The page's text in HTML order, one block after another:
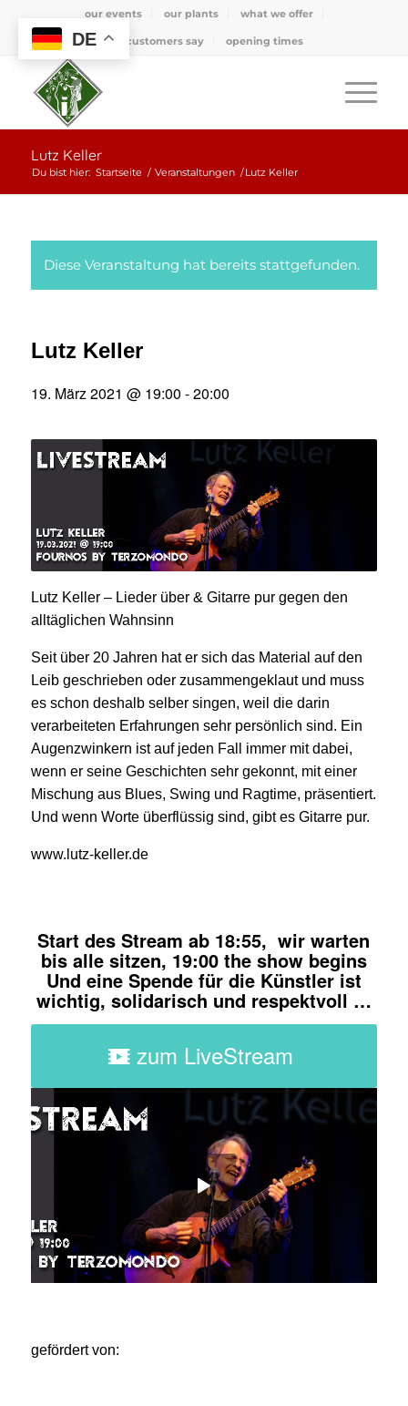
our events our plants what we offer
what customers say opening times
Lutz Keller
Du bist hier: Startseite / Veranstaltungen /Lutz Keller
Diese Veranstaltung hat bereits stattgefunden.
Lutz Keller
19. März 2021 @ 19:00 -20:00
Lutz Keller – Lieder über & Gitarre pur gegen den
alltäglichen Wahnsinn
Seit über 20 Jahren hat er sich das Material auf den
Leib geschrieben oder zusammengeklaut und muss
es schon deshalb selber singen, weil die darin
verarbeiteten Erfahrungen sehr persönlich sind. Ein
Augenzwinkern ist auf jeden Fall immer mit dabei,
wenn er seine Geschichten sehr gekonnt, mit einer
Mischung aus Blues, Swing und Ragtime, präsentiert.
Und wenn Worte überflüssig sind, gibt es Gitarre pur.
www.lutz-keller.de
Start des Stream ab 18:55, wir warten
bis alle sitzen, 19:00 the show begins
Und eine Spende für die Künstler ist
wichtig, solidarisch und respektvoll …
zum LiveStream
gefördert von:
DE